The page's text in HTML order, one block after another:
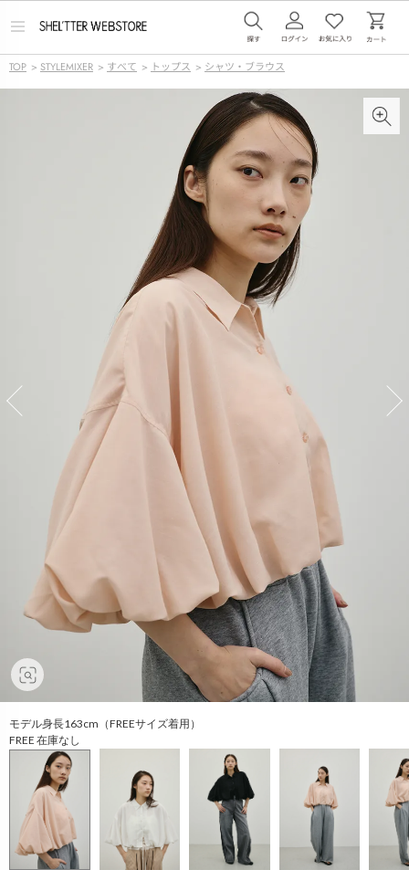
メ
ー
を
TOP > STYLEMIXER > すべて > トップス > シャツ・ブラウス
モデル身長163cm（FREEサイズ着用）
FREE 在庫なし